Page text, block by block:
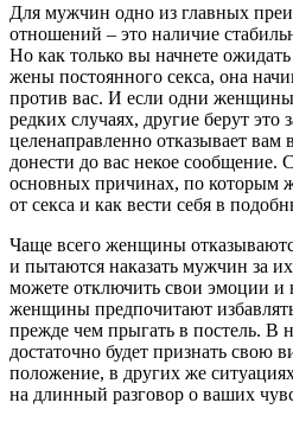
Для мужчин одно из главных
отношений – это наличие
Но как только вы начнете
жены постоянного секса, она
против вас. И если одни женщины
редких случаях, другие берут
целенаправленно отказывает вам
донести до вас некое сообщение.
основных причинах, по которым
от секса и как вести себя в
Чаще всего женщины
и пытаются наказать мужчин за
можете отключить свои эмоции и
женщины предпочитают
прежде чем прыгать в постель. В
достаточно будет признать свою
положение, в других же
на длинный разговор о ваших